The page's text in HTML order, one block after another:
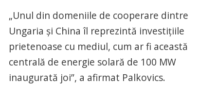
„Unul din domeniile de cooperare dintre
Ungaria şi China îl reprezintă investiţiile
prietenoase cu mediul, cum ar fi această
centrală de energie solară de 100 MW
inaugurată joi”, a afirmat Palkovics.